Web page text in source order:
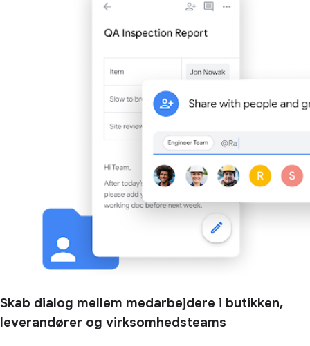
Skab dialog mellem medarbejdere i butikken,
leverandører og virksomhedsteams